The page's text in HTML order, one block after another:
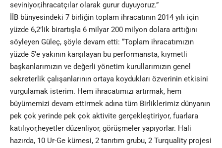
seviniyor,ihracatçılar olarak gurur duyuyoruz.”
İİB bünyesindeki 7 birliğin toplam ihracatının 2014 yılı için
yüzde 6,2’lik birartışla 6 milyar 200 milyon dolara arttığını
söyleyen Güleç, şöyle devam etti: “Toplam ihracatımızın
yüzde 5’e yakının karşılayan bu performansta, kıymetli
başkanlarımızın ve değerli yönetim kurullarımızın genel
sekreterlik çalışanlarının ortaya koydukları özverinin etkisini
vurgulamak isterim. Hem ihracatımızı artırmak, hem
büyümemizi devam ettirmek adına tüm Birliklerimiz dünyanın
pek çok yerinde pek çok aktivite gerçekleştiriyor, fuarlara
katılıyor,heyetler düzenliyor, görüşmeler yapıyorlar. Hali
hazırda, 10 Ur-Ge kümesi, 2 tanıtım grubu, 2 Turquality projesi